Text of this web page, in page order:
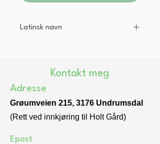
Latinsk navn
Kontakt meg
Adresse
Grøumveien 215, 3176 Undrumsdal
(Rett ved innkjøring til Holt Gård)
Epost